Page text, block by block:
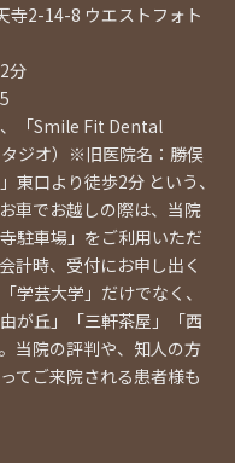
寺2-14-8 ウエストフォト
分
「Smile Fit Dental
ジオ）※旧医院名：勝俣
東口より徒歩2分 という、
車でお越しの際は、当院
駐車場」をご利用いただ
計時、受付にお申し出く
学芸大学」だけでなく、
が丘」「三軒茶屋」「西
当院の評判や、知人の方
てご来院される患者様も